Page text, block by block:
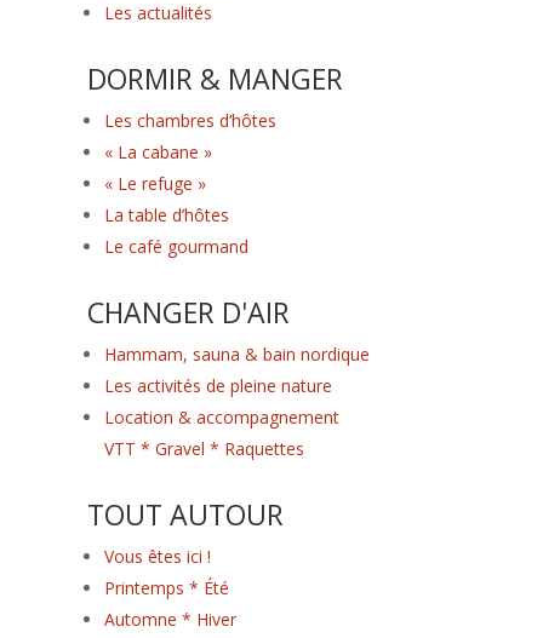
Les actualités
DORMIR & MANGER
Les chambres d’hôtes
« La cabane »
« Le refuge »
La table d’hôtes
Le café gourmand
CHANGER D'AIR
Hammam, sauna & bain nordique
Les activités de pleine nature
Location & accompagnement
VTT * Gravel * Raquettes
TOUT AUTOUR
Vous êtes ici !
Printemps * Été
Automne * Hiver